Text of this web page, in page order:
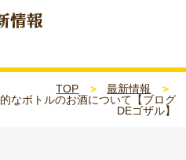
TOP
最新情報
なボトルのお酒について【ブログ
DEゴザル】